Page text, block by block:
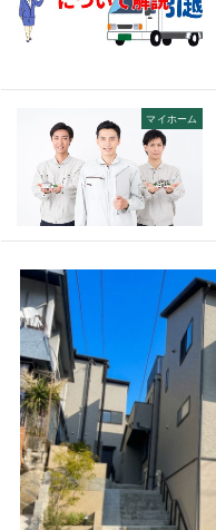
マイホーム